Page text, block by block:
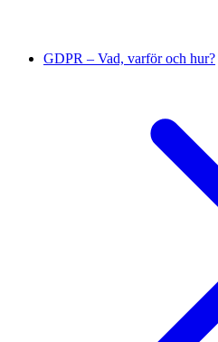
GDPR – Vad, varför och hur?